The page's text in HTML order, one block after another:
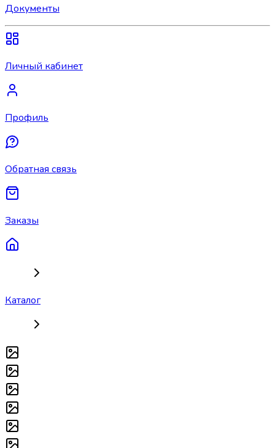
Документы
Личный кабинет
Профиль
Обратная связь
Заказы
Каталог